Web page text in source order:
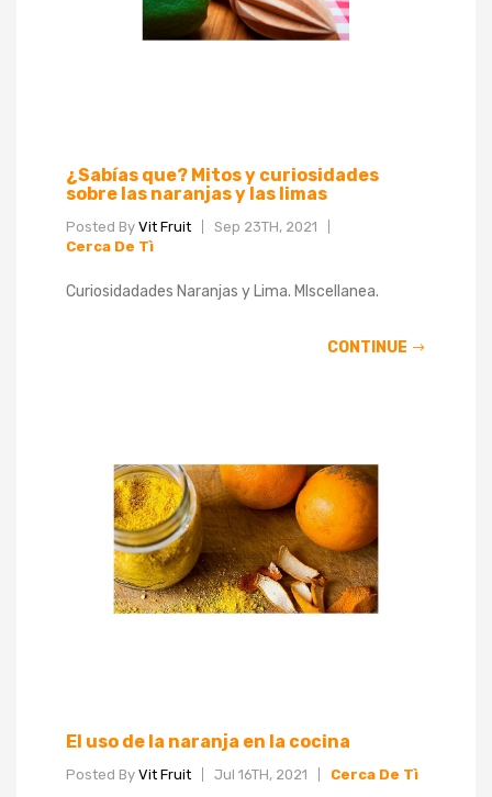
¿Sabías que? Mitos y curiosidades
sobre las naranjas y las limas
Posted By Vit Fruit
Sep 23TH, 2021
Cerca De Tì
Curiosidadades Naranjas y Lima. MIscellanea.
CONTINUE
El uso de la naranja en la cocina
Posted By Vit Fruit Jul 16TH, 2021 Cerca De Tì